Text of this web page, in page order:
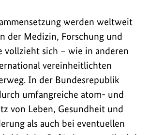
werden weltweit
der Medizin, Forschung und
sich – wie in anderen
vereinheitlichten
In der Bundesrepublik
umfangreiche atom- und
von Leben, Gesundheit und
als auch bei eventuellen